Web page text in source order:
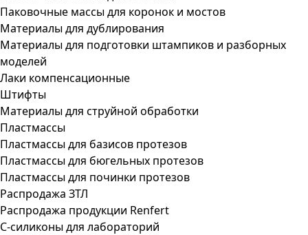
Паковочные массы для коронок и мостов
Материалы для дублирования
Материалы для подготовки штампиков и разборных
моделей
Лаки компенсационные
Штифты
Материалы для струйной обработки
Пластмассы
Пластмассы для базисов протезов
Пластмассы для бюгельных протезов
Пластмассы для починки протезов
Распродажа ЗТЛ
Распродажа продукции Renfert
С-силиконы для лабораторий